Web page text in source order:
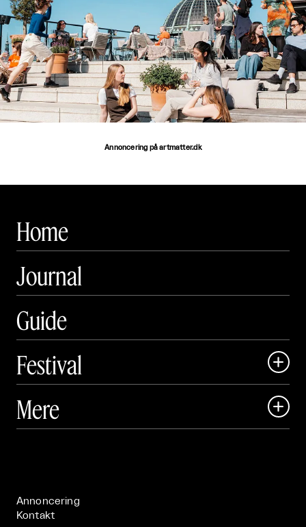
Annoncering på artmatter.dk
Home
Journal
Guide
Festival

 Art Matter Festival
Mere 
Annoncering
Kontakt